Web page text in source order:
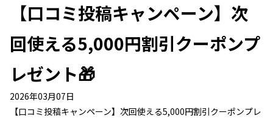
【口コミ投稿キャンペーン】次
回使える5,000円割引クーポンプ
レゼント🎁
2026年03月07日
【口コミ投稿キャンペーン】次回使える5,000円割引クーポンプレ